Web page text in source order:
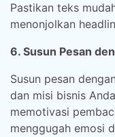
Pastikan teks
menonjolkan
6. Susun Pesan
Susun pesan
dan misi bisnis
memotivasi
menggugah emosi